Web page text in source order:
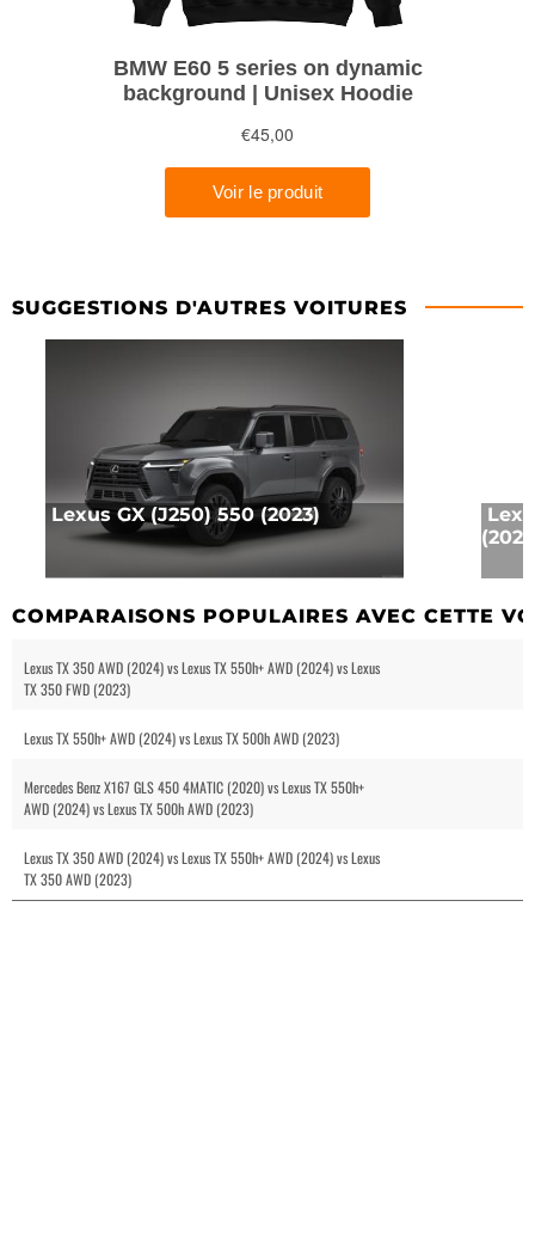
SUGGESTIONS D'AUTRES VOITURES
Lexus GX (J250) 550 (2023)
COMPARAISONS POPULAIRES AVEC CETTE
Lexus TX 350 AWD (2024) vs Lexus TX 550h+ AWD (2024) vs Lexus
TX 350 FWD (2023)
Lexus TX 550h+ AWD (2024) vs Lexus TX 500h AWD (2023)
Mercedes Benz X167 GLS 450 4MATIC (2020) vs Lexus TX 550h+
AWD (2024) vs Lexus TX 500h AWD (2023)
Lexus TX 350 AWD (2024) vs Lexus TX 550h+ AWD (2024) vs Lexus
TX 350 AWD (2023)